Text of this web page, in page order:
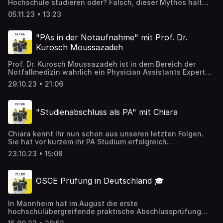
Hochschule studieren oder? Falsch, dieser Mythos hält
sich hartnäckig. In dieser Folge sprechen wir mir Sanae.
Sie ist Studentin an der Hochschule Aalen im ersten
ablief und welche Besonderheiten es an einer staatlichen
Hochschule gibt. 🏫Du suchst noch eine PA Hochschule?
↪️https://pajobs.de/pa-hochschulfinder/
05.11.23 • 13:23
"PAs in der Notaufnahme" mit Prof. Dr.
Kurosch Moussazadeh
Prof. Dr. Kurosch Moussazadeh ist in dem Bereich der
Notfallmedizin wahrlich ein Physician Assistants Experte.
Bereits seit 2011 beschäftigt der Chefarzt einer Zentralen
Notaufnahme in Duisburg mehrere Physician Assistants.
Klinik mit PAs, wirkt er an einer Hochschule bei der
Studienplanung mit und unterrichtet sowohl im Bachelor-
als auch im Masterstudiengang. Warum er als Chefarzt
abläuft erfahrt Ihr in der neuesten Folge.
29.10.23 • 21:06
"Studienabschluss als PA" mit Chiara
Chiara kennt Ihr nun schon aus unseren letzten Folgen.
Sie hat vor kurzem ihr PA Studium erfolgreich
abgeschlossen. Zeit zurück zu schauen. Gemeinsam
blicken wir auf die Höhen und Tiefen im Studium zurück.
hochschulfinder.de 📰 Keine PA News mehr verpassen!
Hier zum kostenlosen Newsletter ↪️
www.pajobs.de/newsletter
23.10.23 • 15:08
OSCE Prüfung in Deutschland 🎓
In Mannheim hat im August die erste
hochschulübergreifende praktische Abschlussprüfung
stattgefunden. Im Rahmen einer OSCE wurden Physician